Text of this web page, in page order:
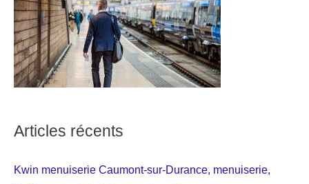
Articles récents
Kwin menuiserie Caumont-sur-Durance, menuiserie,